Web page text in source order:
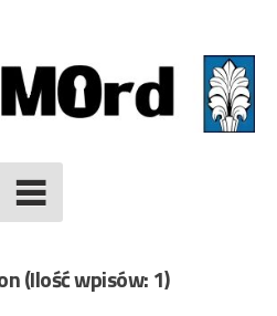
(Ilość wpisów: 1)